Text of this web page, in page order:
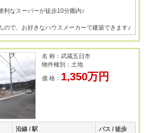
利なスーパーが徒歩10分圏内♪
で、お好きなハウスメーカーで建築できます♪
名 称：武蔵五日市
物件種別：土地
価 格： 1,350万円
沿線 / 駅 バス / 徒歩